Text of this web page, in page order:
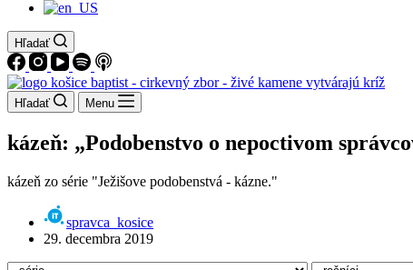
Hľadať
Hľadať Menu
kázeň: „Podobenstvo o nepoctivom
kázeň zo série "Ježišove podobenstvá - kázne."
spravca_kosice
29. decembra 2019